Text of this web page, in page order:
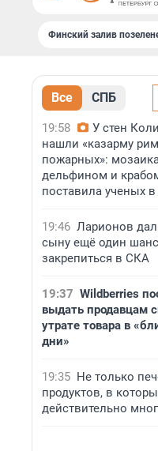
Финский залив
Все СПБ
19:58
У стен
нашли «казарму
пожарных»:
дельфином и
поставила ученых в
19:46 Ларионов
сыну ещё один шанс
закрепиться в СКА
19:37 Wildberries
выдать продавцам
утрате товара в
дни»
19:35 Не только
продуктов, в
действительно